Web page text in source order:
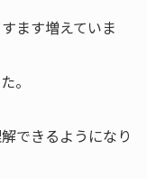
ます増えていま
。
できるようになり